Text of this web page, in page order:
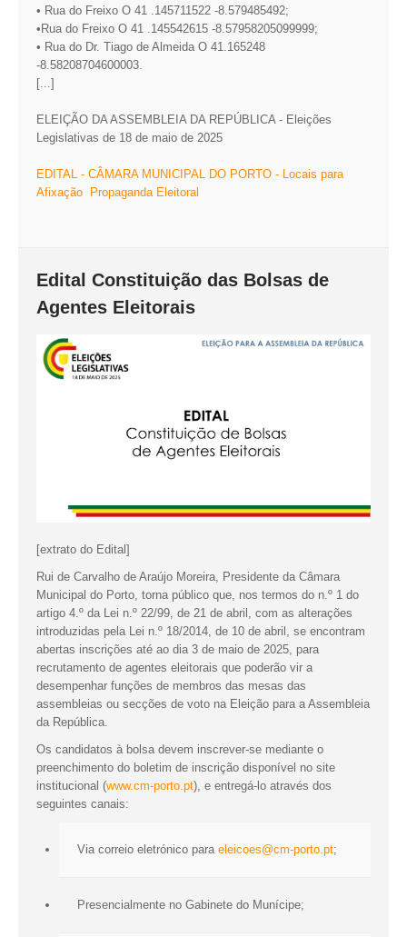
• Rua do Freixo O 41 .145711522 -8.579485492;
•Rua do Freixo O 41 .145542615 -8.57958205099999;
• Rua do Dr. Tiago de Almeida O 41.165248
-8.58208704600003.
[...]
ELEIÇÃO DA ASSEMBLEIA DA REPÚBLICA - Eleições
Legislativas de 18 de maio de 2025
EDITAL - CÂMARA MUNICIPAL DO PORTO - Locais para
Afixação Propaganda Eleitoral
Edital Constituição das Bolsas de
Agentes Eleitorais
[extrato do Edital]
Rui de Carvalho de Araújo Moreira, Presidente da Câmara
Municipal do Porto, torna público que, nos termos do n.º 1 do
artigo 4.º da Lei n.º 22/99, de 21 de abril, com as alterações
introduzidas pela Lei n.º 18/2014, de 10 de abril, se encontram
abertas inscrições até ao dia 3 de maio de 2025, para
recrutamento de agentes eleitorais que poderão vir a
desempenhar funções de membros das mesas das
assembleias ou secções de voto na Eleição para a Assembleia
da República.
Os candidatos à bolsa devem inscrever-se mediante o
preenchimento do boletim de inscrição disponível no site
institucional (www.cm-porto.pt), e entregá-lo através dos
seguintes canais:
Via correio eletrónico para eleicoes@cm-porto.pt;
Presencialmente no Gabinete do Munícipe;